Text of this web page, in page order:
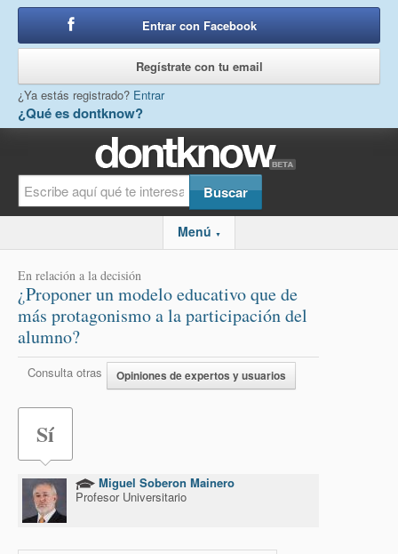
¿Qué es dontknow?
Entrar con Facebook
Regístrate con tu email
¿Ya estás registrado? Entrar
Menú ▼
En relación a la decisión
¿Proponer un modelo educativo que de
más protagonismo a la participación del
alumno?
Consulta otras Opiniones de expertos y usuarios
Sí
Miguel Soberon Mainero
Profesor Universitario